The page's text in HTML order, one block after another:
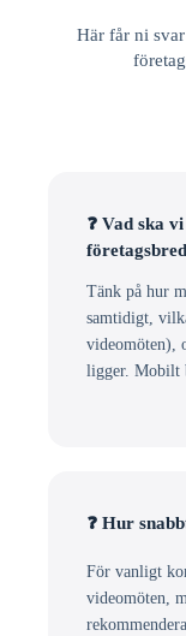
Här får ni
❓ Vad ska
Tänk på hur
samtidigt,
videomöten),
ligger. Mobilt
❓ Hur
För vanligt
videomöten,